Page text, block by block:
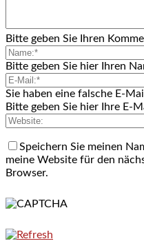
Bitte geben Sie Ihren
Bitte geben Sie hier Ihren
Sie haben eine falsche E-
Bitte geben Sie hier Ihre E-
Speichern Sie meinen
meine Website für den
Browser.